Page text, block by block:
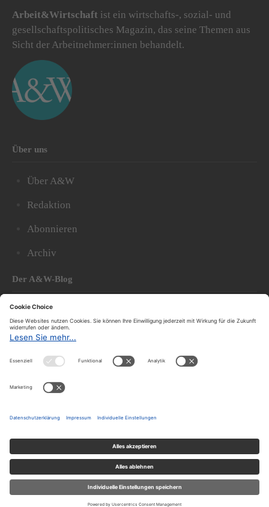
Arbeit&Wirtschaft ist ein wirtschafts-, sozial- und
gesellschaftspolitisches Magazin, das seine Themen aus
Sicht der Arbeitnehmer:innen behandelt.
Über uns
Über A&W
Redaktion
Abonnieren
Archiv
Der A&W-Blog
DerA&W-Blog
hat sich in den vergangenen Jahren zu einem der
bedeutendsten politischen Blogs in Österreich
entwickelt.
Impressum und Offenlegung
Datenschutzeinstellungen